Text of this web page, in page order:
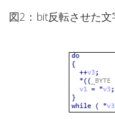
図2：bit反転させた